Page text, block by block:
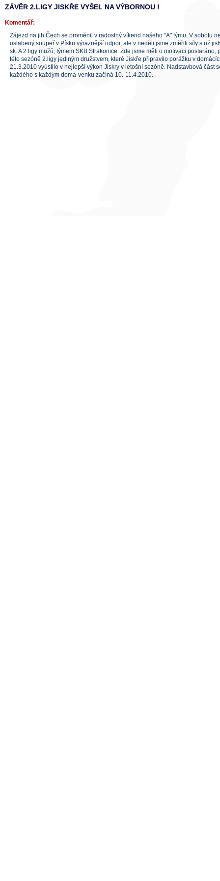
ZÁVĚR 2.LIGY JISKŘE VYŠEL NA VÝBORNOU !
Komentář:
Zájezd na jih Čech se proměnil v radostný víkend našeho "A" týmu. V sobotu
oslabený soupeř v Písku výraznější odpor, ale v neděli jsme změřili síly s už
sk. A 2.ligy mužů, týmem SKB Strakonice. Zde jsme měli o motivaci postaráno,
této sezóně 2.ligy jediným družstvem, které Jiskře připravilo porážku v
21.3.2010 vyústilo v nejlepší výkon Jiskry v letošní sezóně. Nadstavbová část
každého s každým doma-venku začíná 10.-11.4.2010.